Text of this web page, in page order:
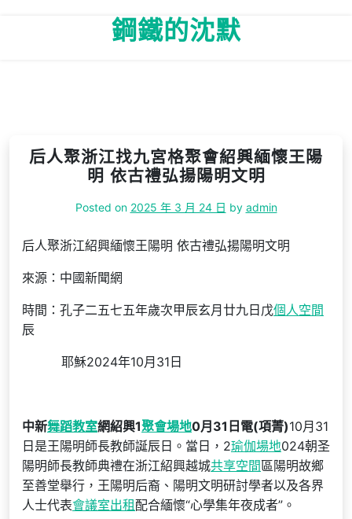
鋼鐵的沈默
后人聚浙江找九宮格聚會紹興緬懷王陽
明 依古禮弘揚陽明文明
Posted on 2025 年 3 月 24 日 by admin
后人聚浙江紹興緬懷王陽明 依古禮弘揚陽明文明
來源：中國新聞網
時間：孔子二五七五年歲次甲辰玄月廿九日戊個人空間
辰
耶穌2024年10月31日
中新舞蹈教室網紹興1聚會場地0月31日電(項菁)10月31
日是王陽明師長教師誕辰日。當日，2瑜伽場地024朝圣
陽明師長教師典禮在浙江紹興越城共享空間區陽明故鄉
至善堂舉行，王陽明后裔、陽明文明研討學者以及各界
人士代表會議室出租配合緬懷“心學集年夜成者”。